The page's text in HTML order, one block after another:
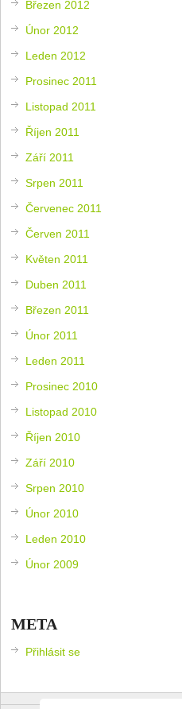
Březen 2012
Únor 2012
Leden 2012
Prosinec 2011
Listopad 2011
Říjen 2011
Září 2011
Srpen 2011
Červenec 2011
Červen 2011
Květen 2011
Duben 2011
Březen 2011
Únor 2011
Leden 2011
Prosinec 2010
Listopad 2010
Říjen 2010
Září 2010
Srpen 2010
Únor 2010
Leden 2010
Únor 2009
META
Přihlásit se